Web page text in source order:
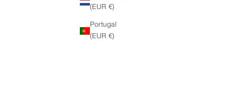
(EUR €)
Portugal
(EUR €)